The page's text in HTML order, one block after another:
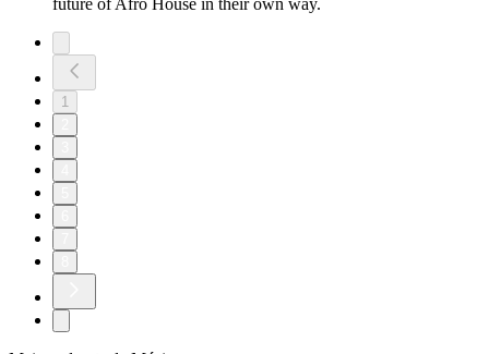
future of Afro House in their own way.
1